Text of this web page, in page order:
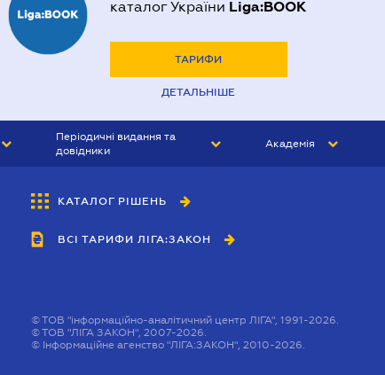
каталог України Liga:BOOK
ТАРИФИ
ДЕТАЛЬНІШЕ
Періодичні видання та
довідники
БУХГАЛТЕР&ЗАКОН
ВІСНИК МСФЗ
Академія
КАТАЛОГ РІШЕНЬ
ВСІ ТАРИФИ ЛІГА:ЗАКОН
©ТОВ "інформаційно-аналітичний центр ЛІГА", 1991-2026.
©ТОВ "ЛІГА ЗАКОН", 2007-2026.
© Інформаційне агенство "ЛІГА:ЗАКОН", 2010-2026.